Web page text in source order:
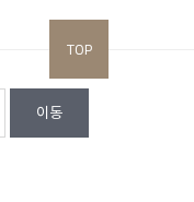
이동
TOP